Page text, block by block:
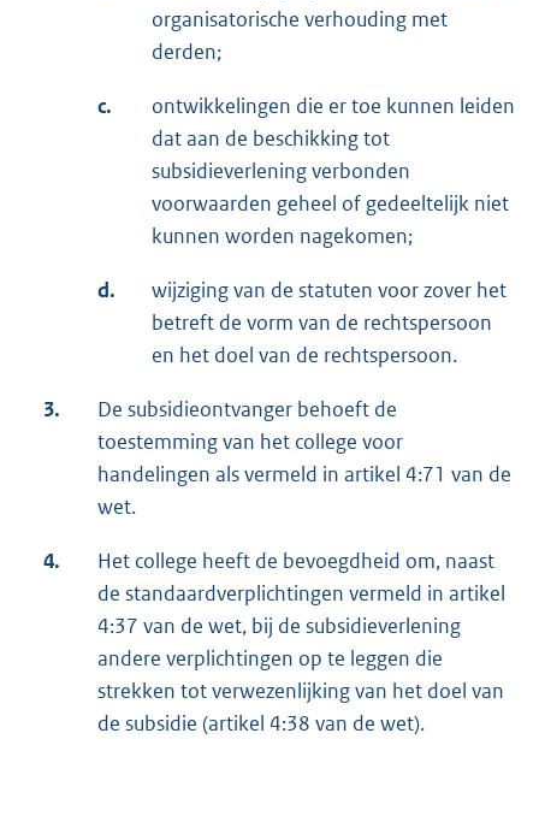
organisatorische verhouding met
derden;
c.
ontwikkelingen die er toe kunnen leiden
dat aan de beschikking tot
subsidieverlening verbonden
voorwaarden geheel of gedeeltelijk niet
kunnen worden nagekomen;
d.
wijziging van de statuten voor zover het
betreft de vorm van de rechtspersoon
en het doel van de rechtspersoon.
3.
De subsidieontvanger behoeft de
toestemming van het college voor
handelingen als vermeld in artikel 4:71 van de
wet.
4.
Het college heeft de bevoegdheid om, naast
de standaardverplichtingen vermeld in artikel
4:37 van de wet, bij de subsidieverlening
andere verplichtingen op te leggen die
strekken tot verwezenlijking van het doel van
de subsidie (artikel 4:38 van de wet).